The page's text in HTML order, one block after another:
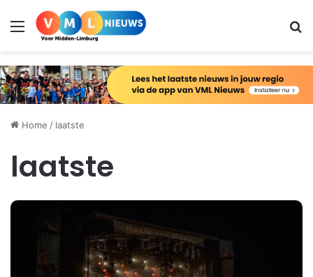
Menu
Home / laatste
laatste